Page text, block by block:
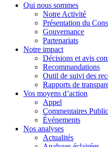
Qui nous sommes
Notre Activité
Présentation du
Gouvernance
Partenariats
Notre impact
Décisions et avis
Recommandations
Outil de suivi des
Rapports de
Vos moyens d’action
Appel
Commentaires
Événements
Nos analyses
Actualités